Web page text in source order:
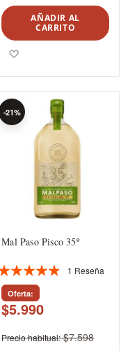
AÑADIR AL
CARRITO
Mal Paso Pisco 35º
Valoración:
93%
1 Reseña
Oferta
$5.990
-21%
Precio habitual $7.598